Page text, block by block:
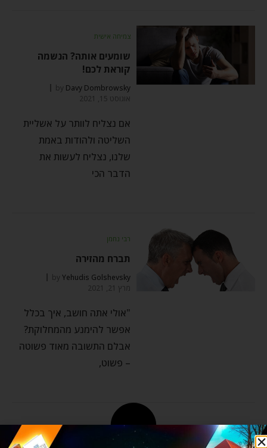
צמיחה אישית
שומעים אותה? הנשמה
קוראת לכם!
by Davy Dombrowsky
אוגוסט 15, 2021
אם נצליח לוותר על אשליית
השליטה ולהודות באמת
שלנו, נצליח לעשות את
הדבר הכי
רבי נחמן
תברח מהזירה
byYehudis Golshevsky
מרץ 21, 2021
"אולי אתה חושב, איך בכלל
אפשר להימנע מהמחלוקת?
אבלם התשובה מאוד פשוטה
– פשוט,